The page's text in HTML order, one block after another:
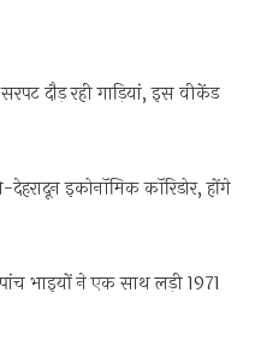
दौड़ रही गाड़ियां, इस वीकेंड
देहरादून इकोनॉमिक कॉरिडोर, होंगे
भाइयों ने एक साथ लड़ी 1971